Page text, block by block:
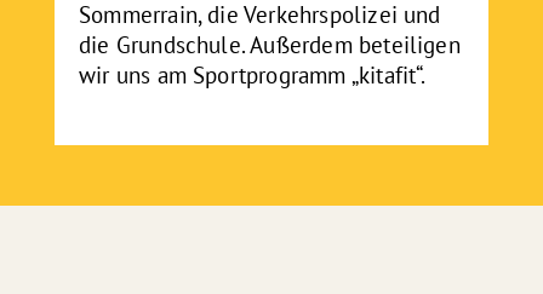
Sommerrain, die Verkehrspolizei und
die Grundschule. Außerdem beteiligen
wir uns am Sportprogramm „kitafit“.